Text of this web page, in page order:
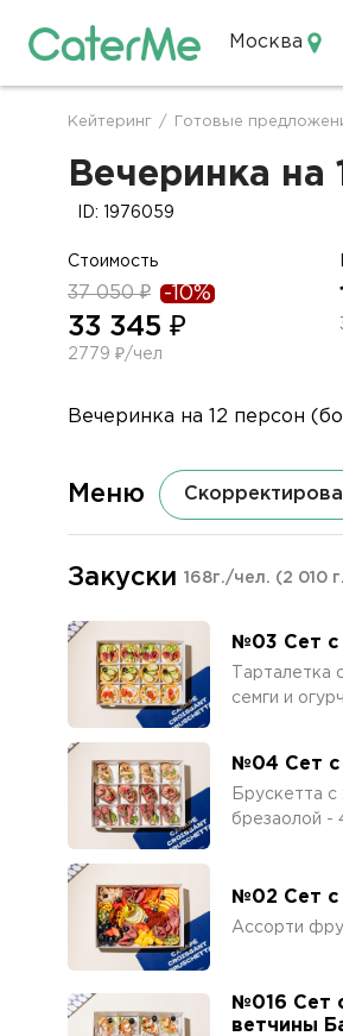
Москва
Строка
навигации
Кейтеринг / Готовые
Вечеринка
ID: 1976059
Стоимость
37 050 ₽ -10%
33 345 ₽
2779 ₽/чел
Вечеринка на 12 персон
Меню
Закуски 168г./чел. (2 010
№03 Сет с
семги и
№04 Сет с
Брускетта
брезаолой -
№02 Сет с
Ассорти
№016 Сет
ветчины